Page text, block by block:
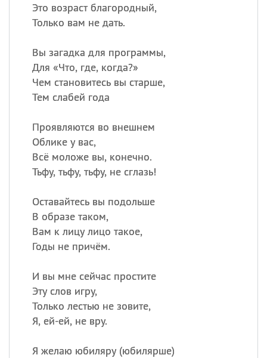
Это возраст благородный,
Только вам не дать.
Вы загадка для программы,
Для «Что, где, когда?»
Чем становитесь вы старше,
Тем слабей года
Проявляются во внешнем
Облике у вас,
Всё моложе вы, конечно.
Тьфу, тьфу, тьфу, не сглазь!
Оставайтесь вы подольше
В образе таком,
Вам к лицу лицо такое,
Годы не причём.
И вы мне сейчас простите
Эту слов игру,
Только лестью не зовите,
Я, ей-ей, не вру.
Я желаю юбиляру (юбилярше)